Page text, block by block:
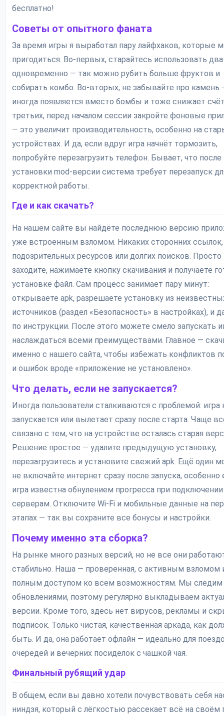
бесплатно!
Советы от опытного фаната
За время игры я выработал пару лайфхаков, которые
пригодиться. Во-первых, старайтесь использовать
одновременно — так можно рубить больше фруктов и
собирать комбо. Во-вторых, не забывайте про камень
иногда появляется вместо бомбы и тоже снижает
третьих, перед началом сессии закройте фоновые
— это увеличит производительность, особенно на
устройствах. И да, если вдруг игра начнёт тормозить,
попробуйте перезагрузить телефон. Бывает, что после
установки mod-версии система требует перезапуск
корректной работы.
Где и как скачать?
На нашем сайте вы найдёте последнюю версию
уже встроенным взломом. Никаких сторонних ссылок,
подозрительных ресурсов или долгих поисков. Просто
заходите, нажимаете кнопку скачивания и получаете
установке файл. Сам процесс занимает пару минут:
открываете apk, разрешаете установку из
источников (раздел «Безопасность» в настройках), и
по инструкции. После этого можете смело запускать
наслаждаться всеми преимуществами. Главное —
именно с нашего сайта, чтобы избежать конфликтов
и ошибок вроде «приложение не установлено».
Что делать, если не запускается?
Иногда пользователи сталкиваются с проблемой: игра
запускается или вылетает сразу после старта. Чаще
связано с тем, что на устройстве осталась старая
Решение простое — удалите предыдущую установку,
перезагрузитесь и установите свежий apk. Ещё один
не включайте интернет сразу после запуска, особенно
игра известна обнулением прогресса при
серверам. Отключите Wi-Fi и мобильные данные на
этапах — так вы сохраните все бонусы и настройки.
Почему именно эта сборка?
На рынке много разных версий, но не все они
стабильно. Наша — проверенная, с активным взломом
полным доступом ко всем возможностям. Мы следим
обновлениями, поэтому регулярно выкладываем
версии. Кроме того, здесь нет вирусов, рекламы и
подписок. Только чистая, качественная аркада, как
быть. И да, она работает офлайн — идеально для
очередей и вечерних посиделок с чашкой чая.
Финальный рубящий удар
В общем, если вы давно хотели почувствовать себя
ниндзя, который с лёгкостью рассекает всё на своём